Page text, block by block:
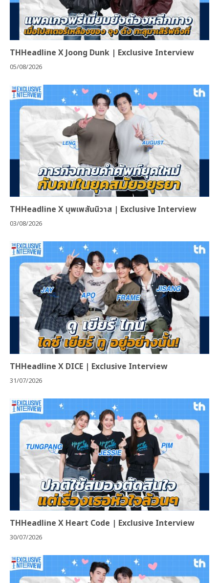
THHeadline X Joong Dunk | Exclusive Interview
05/08/2026
THHeadline X บุพเพสันนิวาส | Exclusive Interview
03/08/2026
THHeadline X DICE | Exclusive Interview
31/07/2026
THHeadline X Heart Code | Exclusive Interview
30/07/2026